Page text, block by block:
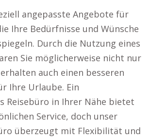
angepasste Angebote für
Ihre Bedürfnisse und Wünsche
Durch die Nutzung eines
Sie möglicherweise nicht nur
auch einen besseren
Ihre Urlaube. Ein
Reisebüro in Ihrer Nähe bietet
Service, doch unser
überzeugt mit Flexibilität und